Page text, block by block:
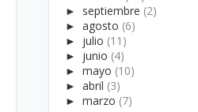
► septiembre (2)
►agosto (6)
► julio (11)
► junio (4)
►mayo (10)
►abril (3)
►marzo (7)